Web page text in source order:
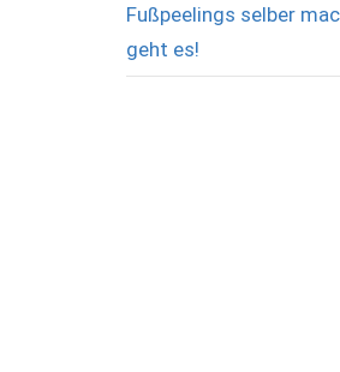
Fußpeelings selber
geht es!